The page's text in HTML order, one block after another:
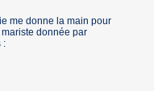
me donne la main pour
donnée par
: